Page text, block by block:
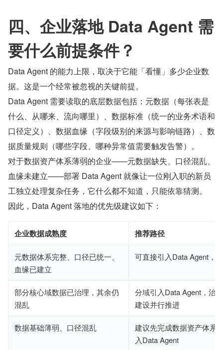
四、企业落地 Data Agent 需
要什么前提条件？
Data Agent 的能力上限，取决于它能「看懂」多少企业数
据。这是一个经常被忽视的关键前提。
Data Agent 需要读取的底层数据包括：元数据（每张表是
什么、从哪来、流向哪里）、数据标准（统一的业务术语和
口径定义）、数据血缘（字段级别的来源与影响链路）、数
据质量规则（哪些字段、哪种异常值需要触发告警）。
对于数据资产体系薄弱的企业——元数据缺失、口径混乱、
血缘未建立——部署 Data Agent 就像让一位刚入职的新员
工独立处理复杂任务，它什么都不知道，只能依靠猜测。
因此，Data Agent 落地的优先级建议如下：
企业数据成熟度 推荐路径
元数据体系完整、口径已统一、
血缘已建立
可直接引入Data Agent，
部分核心域数据已治理，其余仍
混乱
分域引入Data Agent，治
建设并行推进
数据基础薄弱、口径混乱
建议先完成数据资产体系
入Data Agent